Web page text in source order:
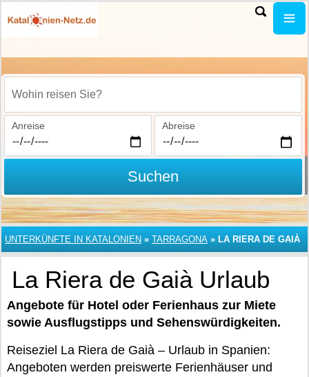
Wohin reisen Sie?
Anreise Abreise
Suchen
UNTERKÜNFTE IN KATALONIEN » TARRAGONA » LA RIERA DE GAIÀ
La Riera de Gaià Urlaub
Angebote für Hotel oder Ferienhaus zur Miete
sowie Ausflugstipps und Sehenswürdigkeiten.
Reiseziel La Riera de Gaià – Urlaub in Spanien:
Angeboten werden preiswerte Ferienhäuser und